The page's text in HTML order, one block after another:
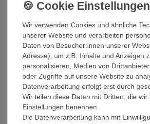
* inkl. ges. MwSt. zzgl.Versandkosten
Beschreibung
Technische Daten
Weitere Details
Wir verwenden Cookies und ähnliche
unserer Website und verarbeiten
Daten von Besucher:innen unserer
Adresse), um z.B. Inhalte und Anzeigen
personalisieren, Medien von
oder Zugriffe auf unsere Website zu
Datenverarbeitung erfolgt erst durch
Wir teilen diese Daten mit Dritten, die wir
Einstellungen benennen.
Die Datenverarbeitung kann mit